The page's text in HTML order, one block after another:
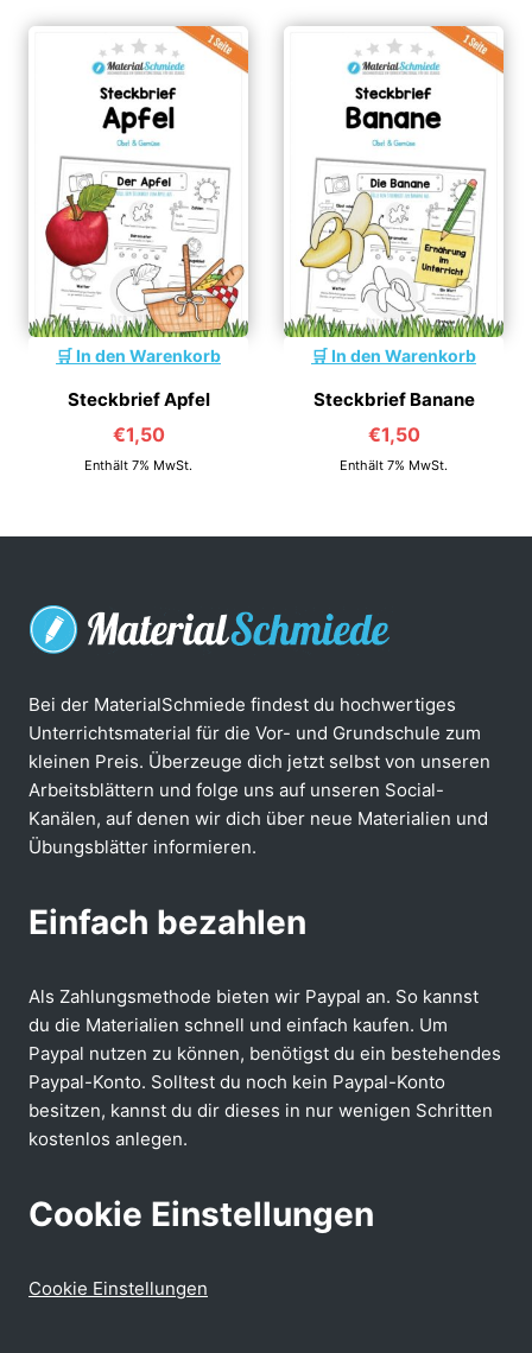
In den Warenkorb
Steckbrief Apfel
€1,50
Enthält 7% MwSt.
In den Warenkorb
Steckbrief Banane
€1,50
Enthält 7% MwSt.
Bei der MaterialSchmiede findest du hochwertiges
Unterrichtsmaterial für die Vor- und Grundschule zum
kleinen Preis. Überzeuge dich jetzt selbst von unseren
Arbeitsblättern und folge uns auf unseren Social-
Kanälen, auf denen wir dich über neue Materialien und
Übungsblätter informieren.
Einfach bezahlen
Als Zahlungsmethode bieten wir Paypal an. So kannst
du die Materialien schnell und einfach kaufen. Um
Paypal nutzen zu können, benötigst du ein bestehendes
Paypal-Konto. Solltest du noch kein Paypal-Konto
besitzen, kannst du dir dieses in nur wenigen Schritten
kostenlos anlegen.
Cookie Einstellungen
Cookie Einstellungen